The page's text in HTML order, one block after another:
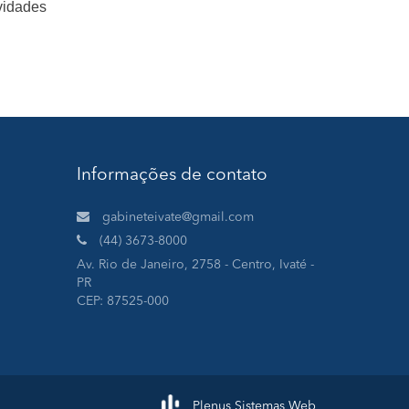
Informações de contato
gabineteivate@gmail.com
(44) 3673-8000
Av. Rio de Janeiro, 2758 - Centro, Ivaté -
PR
CEP: 87525-000
Plenus Sistemas Web